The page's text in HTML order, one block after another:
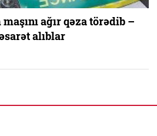
ağır qəza törədib –
alıblar